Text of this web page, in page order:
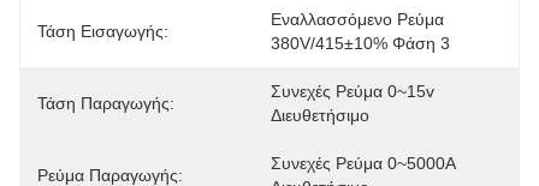
Τάση Εισαγωγής:
Εναλλασσόμενο Ρεύμα
380V/415±10% Φάση 3
Τάση Παραγωγής:
Συνεχές Ρεύμα 0~15v
Διευθετήσιμο
Ρεύμα Παραγωγής:
Συνεχές Ρεύμα 0~5000A